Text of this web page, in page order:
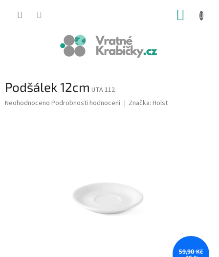
Podšálek 12cm UTA 112
Průměrné
Neohodnoceno Podrobnosti hodnocení Značka: Holst
59,90 Kč